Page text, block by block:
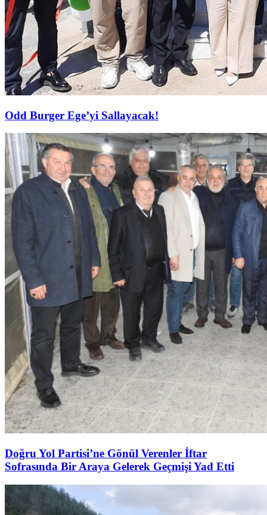
Odd Burger Ege’yi Sallayacak!
Doğru Yol Partisi’ne Gönül Verenler İftar
Sofrasında Bir Araya Gelerek Geçmişi Yad Etti